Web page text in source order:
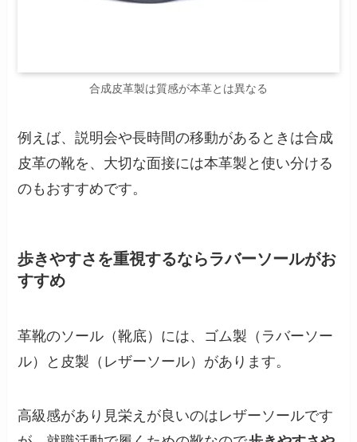
合成皮革製は質感が本革とは異なる
例えば、説明会や長時間の移動があるときは合成
皮革の靴を、大切な面接には本革製と使い分ける
のもおすすめです。
歩きやすさを重視するならラバーソールがお
すすめ
革靴のソール（靴底）には、ゴム製（ラバーソー
ル）と皮製（レザーソール）があります。
高級感があり見栄えが良いのはレザーソールです